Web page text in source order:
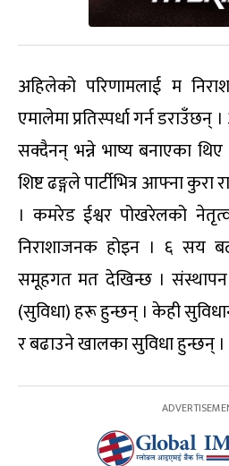
अहिलेको परिणामलाई म
एमालेमा प्रतिस्पर्धा गर्न
सक्दैनन् भन्ने भाष्य बनाएका
शिष्ट ढङ्गले पार्टीभित्र आफ्ना कुरा
। कमरेड ईश्वर पोखरेलको
निराशाजनक होइन । ६ सय
समूहगत मत देखिन्छ । संस्थापन
(सुविधा) हरू हुन्छन् । केही
र बढाउने खालका सुविधा हुन्छन् ।